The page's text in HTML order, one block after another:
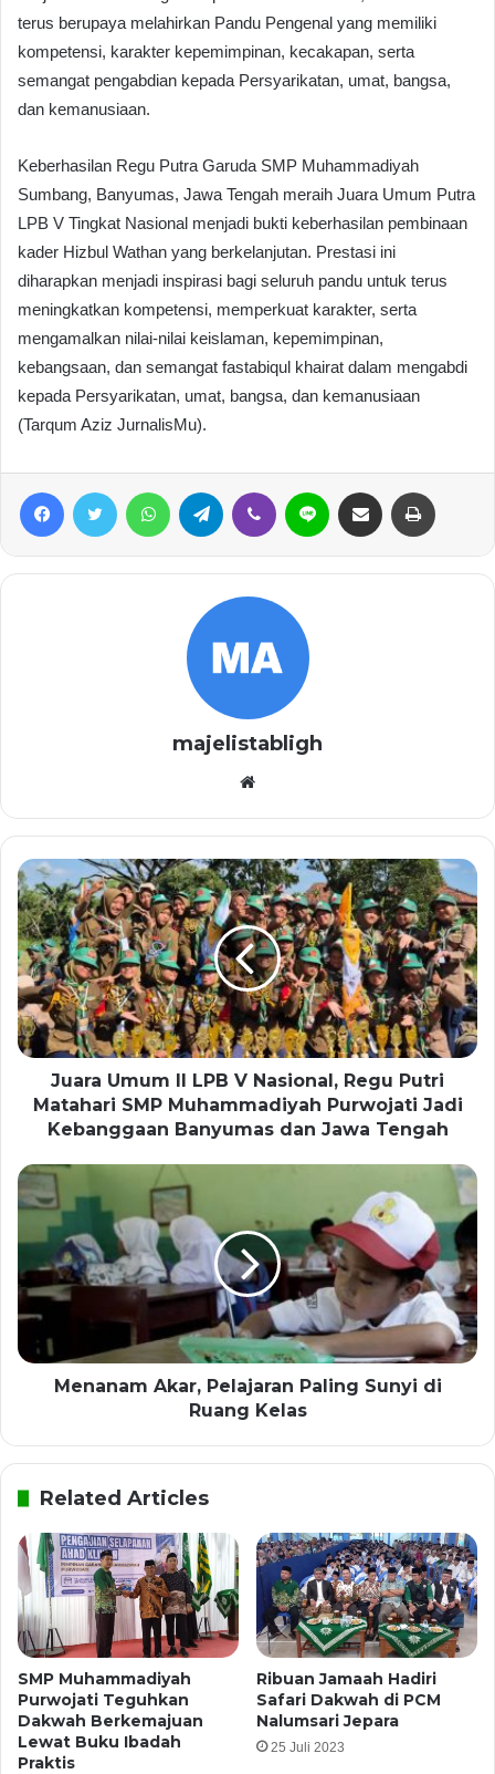
terus berupaya melahirkan Pandu Pengenal yang memiliki
kompetensi, karakter kepemimpinan, kecakapan, serta
semangat pengabdian kepada Persyarikatan, umat, bangsa,
dan kemanusiaan.
Keberhasilan Regu Putra Garuda SMP Muhammadiyah
Sumbang, Banyumas, Jawa Tengah meraih Juara Umum Putra
LPB V Tingkat Nasional menjadi bukti keberhasilan pembinaan
kader Hizbul Wathan yang berkelanjutan. Prestasi ini
diharapkan menjadi inspirasi bagi seluruh pandu untuk terus
meningkatkan kompetensi, memperkuat karakter, serta
mengamalkan nilai-nilai keislaman, kepemimpinan,
kebangsaan, dan semangat fastabiqul khairat dalam mengabdi
kepada Persyarikatan, umat, bangsa, dan kemanusiaan
(Tarqum Aziz JurnalisMu).
Facebook Twitter WhatsApp Telegram Viber Line Share via Email
majelistabligh
Juara Umum II LPB V Nasional, Regu Putri
Matahari SMP Muhammadiyah Purwojati Jadi
Kebanggaan Banyumas dan Jawa Tengah
Menanam Akar, Pelajaran Paling Sunyi di
Ruang Kelas
Related Articles
SMP Muhammadiyah
Purwojati Teguhkan
Dakwah Berkemajuan
Lewat Buku Ibadah
Praktis
Ribuan Jamaah Hadiri
Safari Dakwah di PCM
Nalumsari Jepara
25 Juli 2023